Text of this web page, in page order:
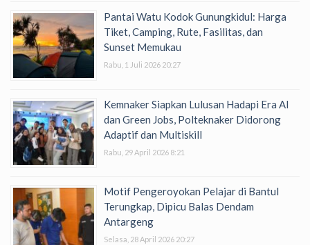
Pantai Watu Kodok Gunungkidul: Harga
Tiket, Camping, Rute, Fasilitas, dan
Sunset Memukau
Rabu, 1 Juli 2026 20:27
Kemnaker Siapkan Lulusan Hadapi Era AI
dan Green Jobs, Polteknaker Didorong
Adaptif dan Multiskill
Rabu, 29 April 2026 8:21
Motif Pengeroyokan Pelajar di Bantul
Terungkap, Dipicu Balas Dendam
Antargeng
Selasa, 28 April 2026 20:27